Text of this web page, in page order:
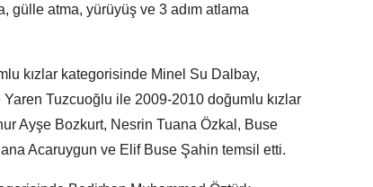
gülle atma, yürüyüş ve 3 adım atlama
kızlar kategorisinde Minel Su Dalbay,
Tuzcuoğlu ile 2009-2010 doğumlu kızlar
Ayşe Bozkurt, Nesrin Tuana Özkal, Buse
Acaruygun ve Elif Buse Şahin temsil etti.